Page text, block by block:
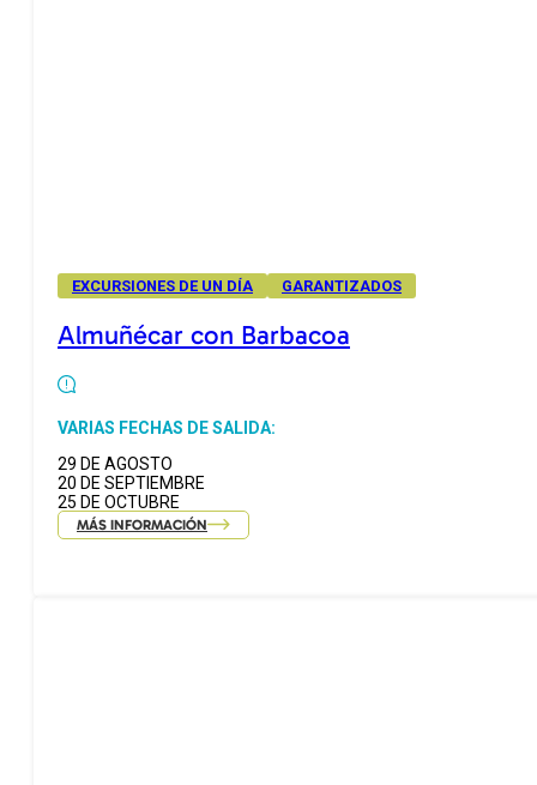
EXCURSIONES DE UN DÍA GARANTIZADOS
Almuñécar con Barbacoa
VARIAS FECHAS DE SALIDA:
29 DE AGOSTO
20 DE SEPTIEMBRE
25 DE OCTUBRE
MÁS INFORMACIÓN